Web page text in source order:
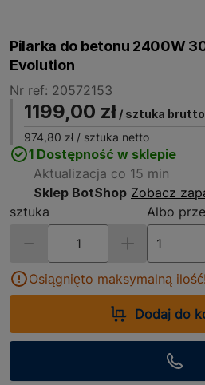
Pilarka do betonu 2400W
Evolution
Nr ref: 20572153
1199,00 zł / sztuka brutto
974,80 zł / sztuka netto
1 Dostępność w sklepie
Aktualizacja co 15 min
Sklep BotShop Zobacz
sztuka
Albo
Osiągnięto maksymalną ilość!
Dodaj do